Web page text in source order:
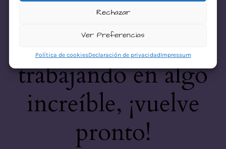
Rechazar
Ver Preferencias
Política de cookiesDeclaración de privacidadImpressum
¡Disculpa este
desastre! Estamos
trabajando en algo
increíble, ¡vuelve
pronto!